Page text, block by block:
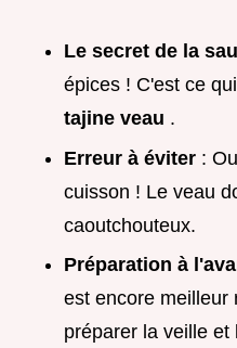
Le secret de la
épices ! C'est ce
tajine veau .
Erreur à éviter :
cuisson ! Le veau
caoutchouteux.
Préparation à
est encore meilleur
préparer la veille et